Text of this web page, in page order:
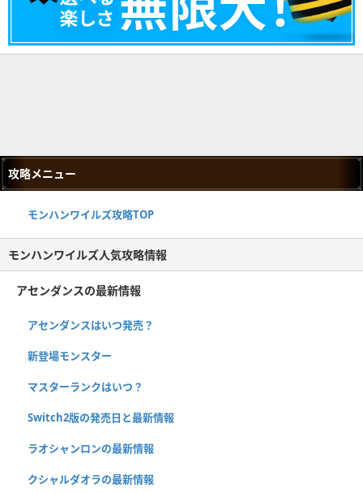
攻略メニュー
モンハンワイルズ攻略TOP
モンハンワイルズ人気攻略情報
アセンダンスの最新情報
アセンダンスはいつ発売？
新登場モンスター
マスターランクはいつ？
Switch2版の発売日と最新情報
ラオシャンロンの最新情報
クシャルダオラの最新情報